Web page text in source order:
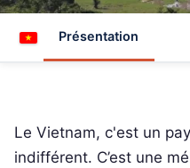
Présentation
Le Vietnam, c'est un
indifférent. C’est une